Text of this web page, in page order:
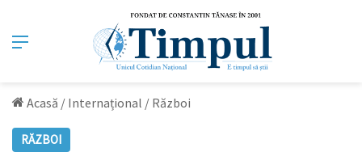
Meniu
Acasă / Internațional / Război
RĂZBOI